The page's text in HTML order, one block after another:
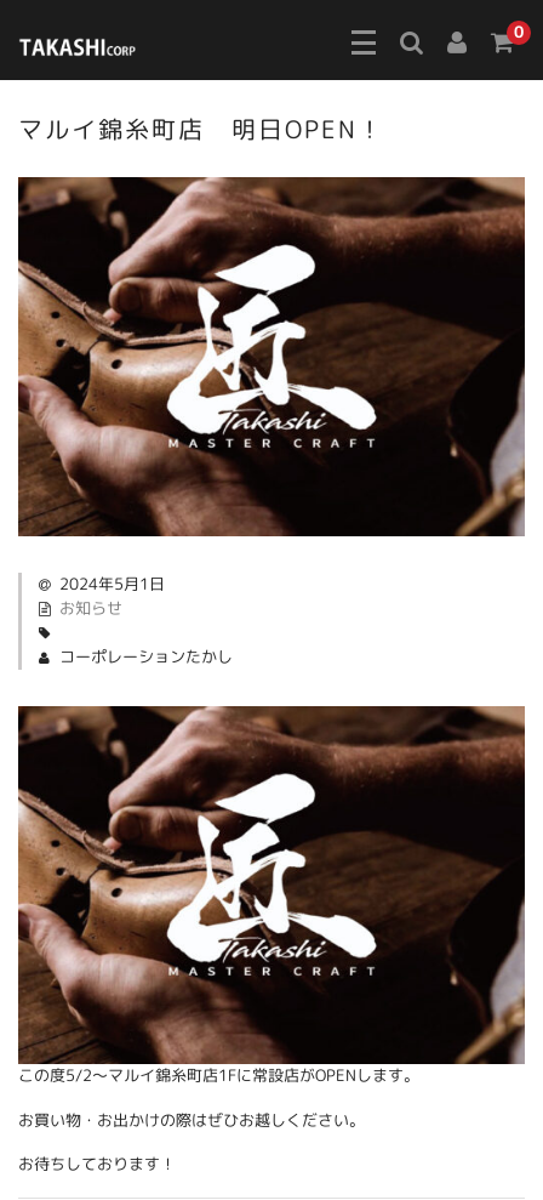
0
マルイ錦糸町店 明日OPEN！
2024年5月1日
お知らせ
コーポレーションたかし
この度5/2～マルイ錦糸町店1Fに常設店がOPENします。
お買い物・お出かけの際はぜひお越しください。
お待ちしております！